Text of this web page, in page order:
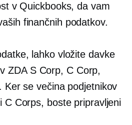
v Quickbooks, da vam
finančnih podatkov.
lahko vložite davke
ZDAS Corp, C Corp,
Ker se večina podjetnikov
C Corps, boste pripravljeni